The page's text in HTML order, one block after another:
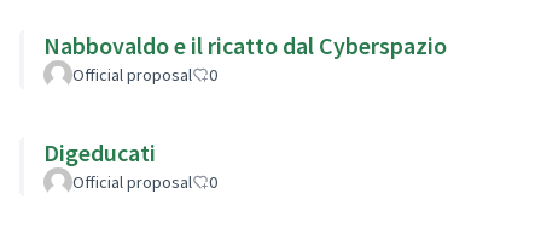
Nabbovaldo e il ricatto dal Cyberspazio
Official proposal 0
Digeducati
Official proposal 0